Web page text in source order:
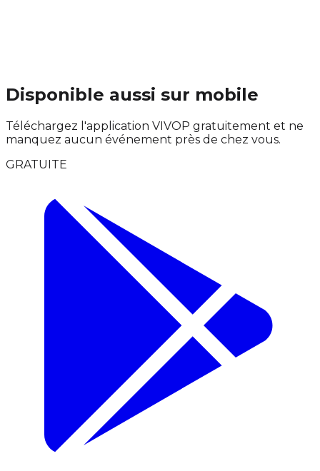
Disponible aussi sur mobile
Téléchargez l'application VIVOP gratuitement et ne
manquez aucun événement près de chez vous.
GRATUITE